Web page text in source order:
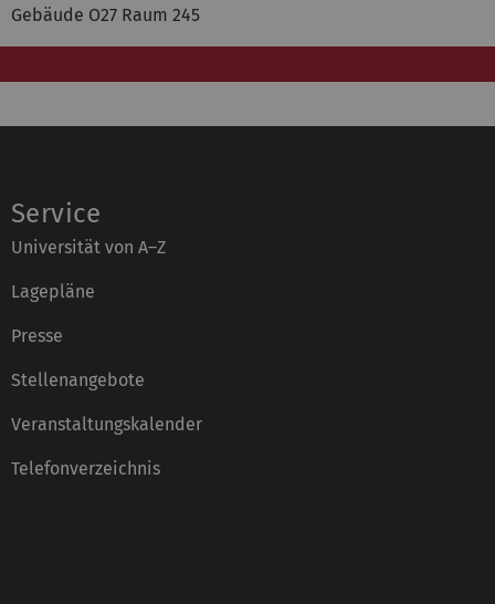
Gebäude O27 Raum 245
Service
Universität von A–Z
Lagepläne
Presse
Stellenangebote
Veranstaltungskalender
Telefonverzeichnis